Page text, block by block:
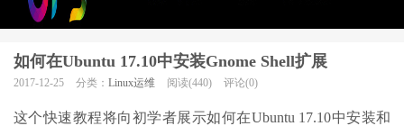
如何在Ubuntu 17.10中安装Gnome Shell扩展
2017-12-25 分类： Linux运维 阅读(440) 评论(0)
这个快速教程将向初学者展示如何在Ubuntu 17.10中安装和